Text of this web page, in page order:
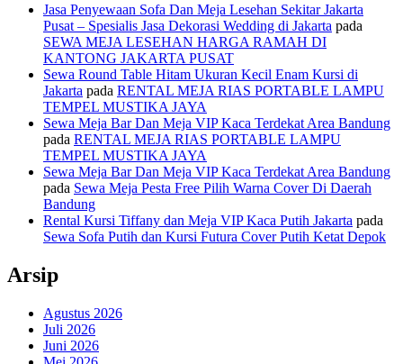
Jasa Penyewaan Sofa Dan Meja Lesehan Sekitar Jakarta
Pusat – Spesialis Jasa Dekorasi Wedding di Jakarta pada
SEWA MEJA LESEHAN HARGA RAMAH DI
KANTONG JAKARTA PUSAT
Sewa Round Table Hitam Ukuran Kecil Enam Kursi di
Jakarta pada RENTAL MEJA RIAS PORTABLE LAMPU
TEMPEL MUSTIKA JAYA
Sewa Meja Bar Dan Meja VIP Kaca Terdekat Area Bandung
pada RENTAL MEJA RIAS PORTABLE LAMPU
TEMPEL MUSTIKA JAYA
Sewa Meja Bar Dan Meja VIP Kaca Terdekat Area Bandung
pada Sewa Meja Pesta Free Pilih Warna Cover Di Daerah
Bandung
Rental Kursi Tiffany dan Meja VIP Kaca Putih Jakarta pada
Sewa Sofa Putih dan Kursi Futura Cover Putih Ketat Depok
Arsip
Agustus 2026
Juli 2026
Juni 2026